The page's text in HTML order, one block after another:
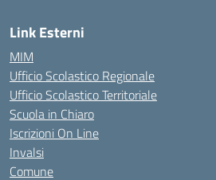
Link Esterni
MIM
Ufficio Scolastico Regionale
Ufficio Scolastico Territoriale
Scuola in Chiaro
Iscrizioni On Line
Invalsi
Comune